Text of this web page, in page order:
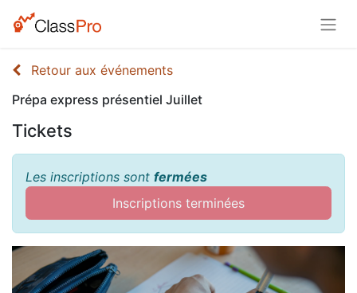
Retour aux événements
Prépa express présentiel Juillet
Tickets
Les inscriptions sont fermées
Inscriptions terminées